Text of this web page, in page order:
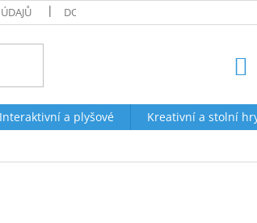
DORUČENÍ VAŠÍ ZÁSILKY
Interaktivní a plyšové Kreativní a stolní